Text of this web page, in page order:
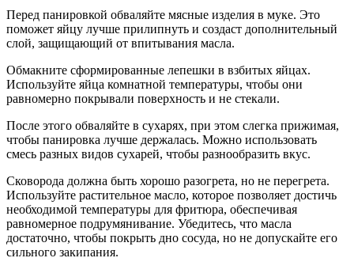
Перед панировкой обваляйте мясные изделия в муке. Это
поможет яйцу лучше прилипнуть и создаст дополнительный
слой, защищающий от впитывания масла.
Обмакните сформированные лепешки в взбитых яйцах.
Используйте яйца комнатной температуры, чтобы они
равномерно покрывали поверхность и не стекали.
После этого обваляйте в сухарях, при этом слегка прижимая,
чтобы панировка лучше держалась. Можно использовать
смесь разных видов сухарей, чтобы разнообразить вкус.
Сковорода должна быть хорошо разогрета, но не перегрета.
Используйте растительное масло, которое позволяет достичь
необходимой температуры для фритюра, обеспечивая
равномерное подрумянивание. Убедитесь, что масла
достаточно, чтобы покрыть дно сосуда, но не допускайте его
сильного закипания.